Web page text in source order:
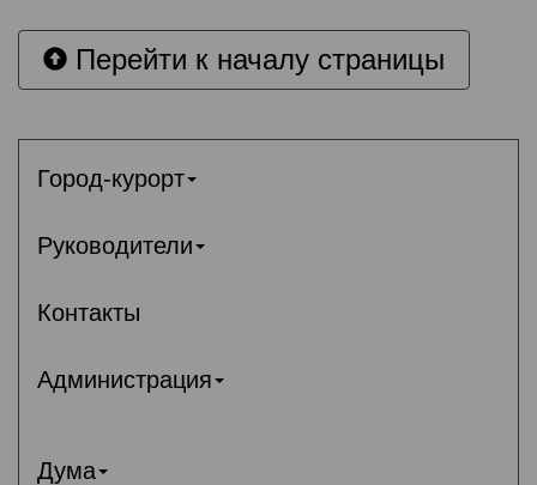
Перейти к началу страницы
Город-курорт
Руководители
Контакты
Администрация
Дума